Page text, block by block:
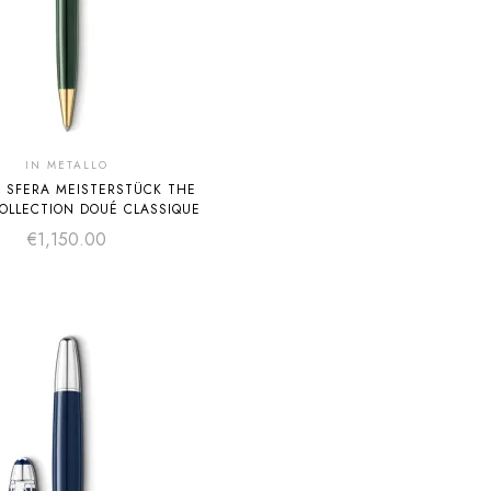
IN METALLO
MEISTERSTÜCK THE
DOUÉ CLASSIQUE
€1,150.00